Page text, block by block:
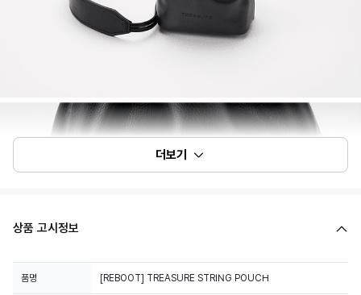
더보기
상품 고시정보
품명 [REBOOT] TREASURE STRING POUCH